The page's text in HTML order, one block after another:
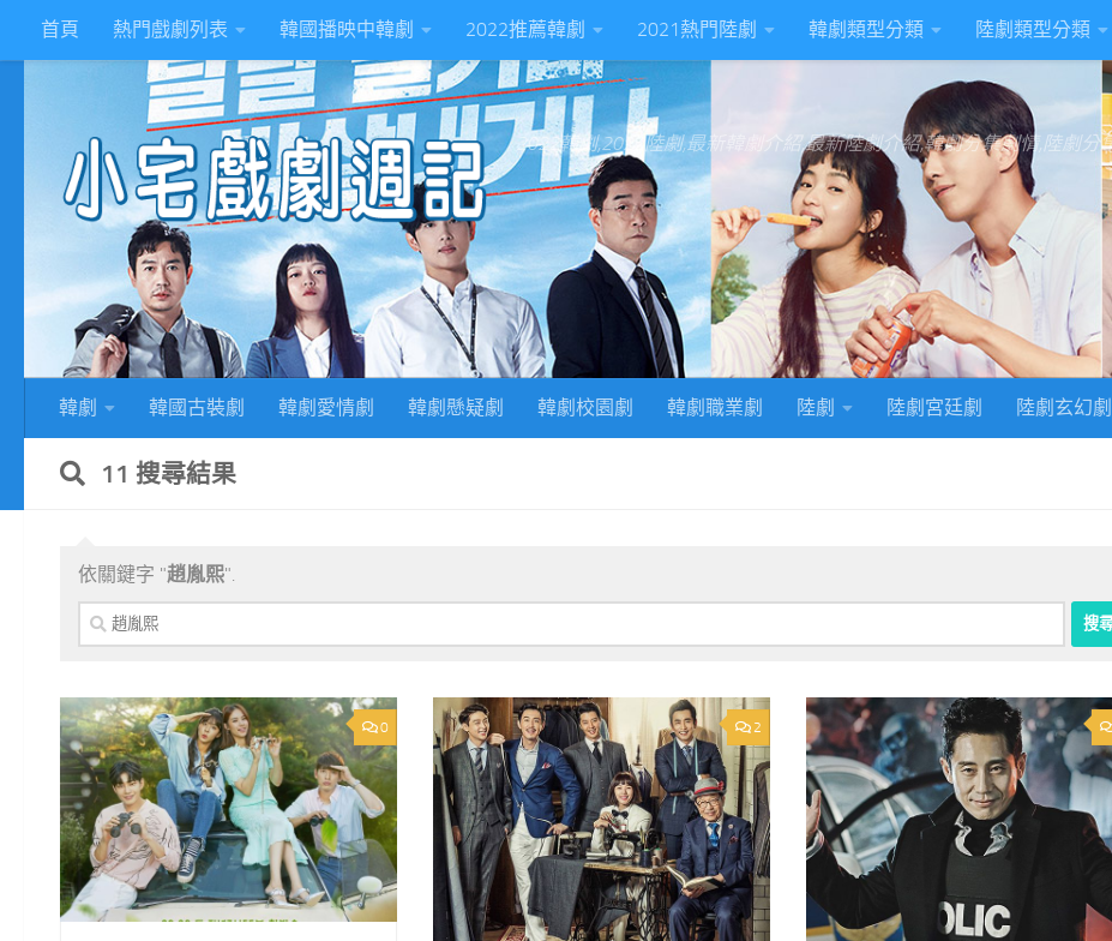
Skip to content
首頁 熱門戲劇列表 韓國播映中韓劇 2022推薦韓劇 2021熱門陸劇 韓劇類型分類 陸劇類型分類
2022韓劇,2022陸劇,最新韓劇介紹,最新陸劇介紹,韓劇分集劇情,陸劇分
韓劇 韓國古裝劇 韓劇愛情劇 韓劇懸疑劇 韓劇校園劇 韓劇職業劇 陸劇 陸劇宮廷劇 陸劇玄幻劇
11 搜尋結果
依關鍵字 "趙胤熙".
搜
尋
鍵
字:
0 2